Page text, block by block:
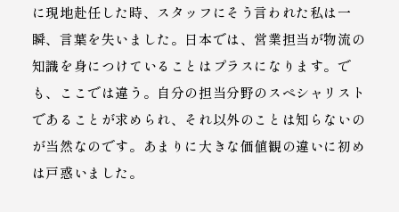
に現地赴任した時、スタッフにそう言われた私は一
瞬、言葉を失いました。日本では、営業担当が物流の
知識を身につけていることはプラスになります。で
も、ここでは違う。自分の担当分野のスペシャリスト
であることが求められ、それ以外のことは知らないの
が当然なのです。あまりに大きな価値観の違いに初め
は戸惑いました。